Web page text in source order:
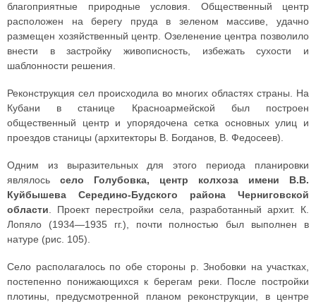
благоприятные природные условия. Общественный центр
расположен на берегу пруда в зеленом массиве, удачно
размещен хозяйственный центр. Озеленение центра позволило
внести в застройку живописность, избежать сухости и
шаблонности решения.
Реконструкция сел происходила во многих областях страны. На
Кубани в станице Красноармейской был построен
общественный центр и упорядочена сетка основных улиц и
проездов станицы (архитекторы В. Богданов, В. Федосеев).
Одним из выразительных для этого периода планировки
являлось село Голубовка, центр колхоза имени В.В.
Куйбышева Середино-Будского района Черниговской
области . Проект перестройки села, разработанный архит. К.
Лопяло (1934—1935 гг.), почти полностью был выполнен в
натуре (рис. 105).
Село располагалось по обе стороны р. Знобовки на участках,
постепенно понижающихся к берегам реки. После постройки
плотины, предусмотренной планом реконструкции, в центре